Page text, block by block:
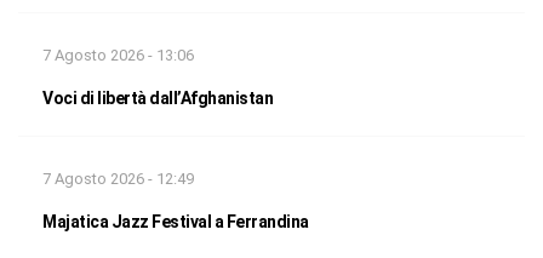
7 Agosto 2026 - 13:06
Voci di libertà dall’Afghanistan
7 Agosto 2026 - 12:49
Majatica Jazz Festival a Ferrandina